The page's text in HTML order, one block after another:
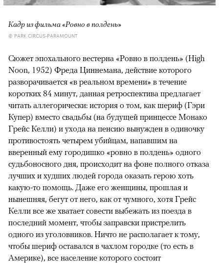
Кадр из фильма «Ровно в полдень»
© PARK CIRCUS-PARAMOUNT
Сюжет эпохального вестерна «Ровно в полдень» (High
Noon, 1952) Фреда Циннемана, действие которого
разворачивается «в реальном времени» в течение
коротких 84 минут, данная ретроспектива предлагает
читать аллегорически: история о том, как шериф (Гэри
Купер) вместо свадьбы (на будущей принцессе Монако
Грейс Келли) и ухода на пенсию вынужден в одиночку
противостоять четырем убийцам, напавшим на
вверенный ему городишко «ровно в полдень» одного
судьбоносного дня, происходит на фоне полного отказа
лучших и худших людей города оказать герою хоть
какую-то помощь. Даже его женщины, прошлая и
нынешняя, бегут от него, как от чумного, хотя Грейс
Келли все же хватает совести выбежать из поезда в
последний момент, чтобы заправски пристрелить
одного из уголовников. Ничто не располагает к тому,
чтобы шериф оставался в чахлом городке (то есть в
Америке), все население которого состоит